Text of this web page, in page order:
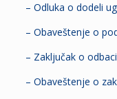
– Odluka o dodeli
– Obaveštenje o
– Zaključak o
– Obaveštenje o